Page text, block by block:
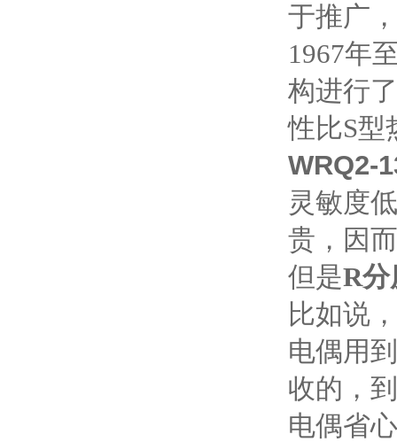
于推广
1967年
构进行
性比S型
WRQ2-
灵敏度
贵，因
但是R分
比如说
电偶用
收的，
电偶省